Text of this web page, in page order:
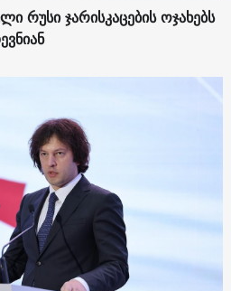
რუსი ჯარისკაცების ოჯახებს